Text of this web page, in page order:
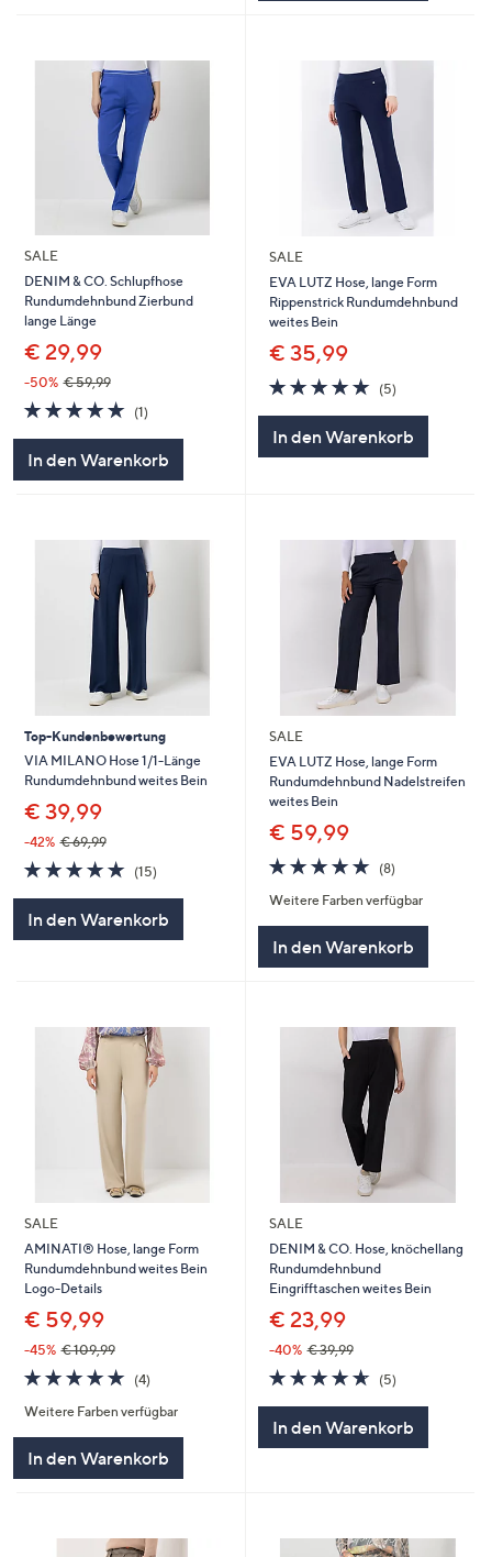
SALE
DENIM & CO. Schlupfhose
Rundumdehnbund Zierbund
lange Länge
€ 29,99
-50% € 59,99
5.0
von
(1)1
In den Warenkorb
SALE
EVA LUTZ Hose, lange Form
Rippenstrick Rundumdehnbund
weites Bein
€ 35,99
4.8
von
(5)5
In den Warenkorb
Top-Kundenbewertung
VIA MILANO Hose 1/1-Länge
Rundumdehnbund weites Bein
€ 39,99
-42% € 69,99
4.8
von
5
(15)
In den Warenkorb
SALE
EVA LUTZ Hose, lange Form
Rundumdehnbund Nadelstreifen
weites Bein
€ 59,99
4.8
von
5
(8)8
Weitere Farben verfügbar
In den Warenkorb
SALE
AMINATI® Hose, lange Form
Rundumdehnbund weites Bein
Logo-Details
€ 59,99
-45% € 109,99
4.8
von
5
(4)
Weitere Farben verfügbar
In den Warenkorb
SALE
DENIM & CO. Hose, knöchellang
Rundumdehnbund
Eingrifftaschen weites Bein
€ 23,99
-40% € 39,99
4.6
von
(5)5
In den Warenkorb